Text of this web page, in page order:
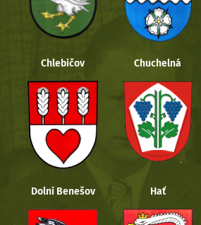
Chlebičov Chuchelná
Dolní Benešov Hať